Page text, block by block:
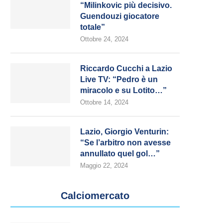
“Milinkovic più decisivo.
Guendouzi giocatore
totale”
Ottobre 24, 2024
Riccardo Cucchi a Lazio
Live TV: “Pedro è un
miracolo e su Lotito…”
Ottobre 14, 2024
Lazio, Giorgio Venturin:
“Se l’arbitro non avesse
annullato quel gol…”
Maggio 22, 2024
Calciomercato